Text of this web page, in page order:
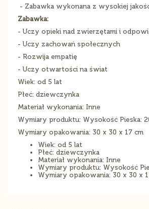
- Zabawka wykonana z wysokiej
Zabawka:
- Uczy opieki nad zwierzętami i
- Uczy zachowań społecznych
- Rozwija empatię
- Uczy otwartości na świat
Wiek: od 5 lat
Płeć: dziewczynka
Materiał wykonania: Inne
Wymiary produktu: Wysokość Pieska:
Wymiary opakowania: 30 x 30 x 17 cm
Wiek: od 5 lat
Płeć: dziewczynka
Materiał wykonania: Inne
Wymiary produktu: Wysokość
Wymiary opakowania: 30 x 30 x